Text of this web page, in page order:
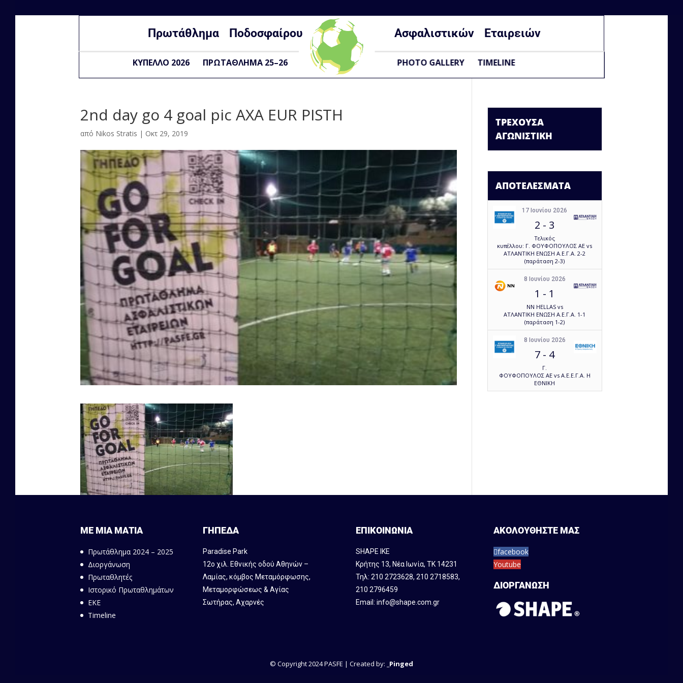
Πρωτάθλημα Ποδοσφαίρου Ασφαλιστικών Εταιρειών
ΚΥΠΕΛΛΟ 2026 ΠΡΩΤΑΘΛΗΜΑ 25–26 PHOTO GALLERY TIMELINE
2nd day go 4 goal pic AXA EUR PISTH
από Nikos Stratis | Οκτ 29, 2019
ΤΡΕΧΟΥΣΑ
ΑΓΩΝΙΣΤΙΚΗ
ΑΠΟΤΕΛΕΣΜΑΤΑ
17 Ιουνίου 2026
2 - 3
Τελικός
κυπέλλου: Γ. ΦΟΥΦΟΠΟΥΛΟΣ ΑΕ vs
ΑΤΛΑΝΤΙΚΗ ΕΝΩΣΗ Α.Ε.Γ.Α. 2-2
(παράταση 2-3)
8 Ιουνίου 2026
1 - 1
NN HELLAS vs
ΑΤΛΑΝΤΙΚΗ ΕΝΩΣΗ Α.Ε.Γ.Α. 1-1
(παράταση 1-2)
8 Ιουνίου 2026
7 - 4
Γ.
ΦΟΥΦΟΠΟΥΛΟΣ ΑΕ vs Α.Ε.Ε.Γ.Α. Η
ΕΘΝΙΚΗ
ΜΕ ΜΙΑ ΜΑΤΙΑ
Πρωτάθλημα 2024 – 2025
Διοργάνωση
Πρωταθλητές
Ιστορικό Πρωταθλημάτων
ΕΚΕ
Timeline
ΓΗΠΕΔΑ
Paradise Park
12ο χιλ. Εθνικής οδού Αθηνών –
Λαμίας, κόμβος Mεταμόρφωσης,
Μεταμορφώσεως & Αγίας
Σωτήρας, Αχαρνές
ΕΠΙΚΟΙΝΩΝΙΑ
SHAPE IKE
Κρήτης 13, Νέα Ιωνία, ΤΚ 14231
Τηλ:210 2723628,210 2718583,
210 2796459
Email:info@shape.com.gr
ΑΚΟΛΟΥΘΗΣΤΕ ΜΑΣ
facebook
Youtube
ΔΙΟΡΓΑΝΩΣΗ
© Copyright 2024 PASFE | Created by: _Pinged